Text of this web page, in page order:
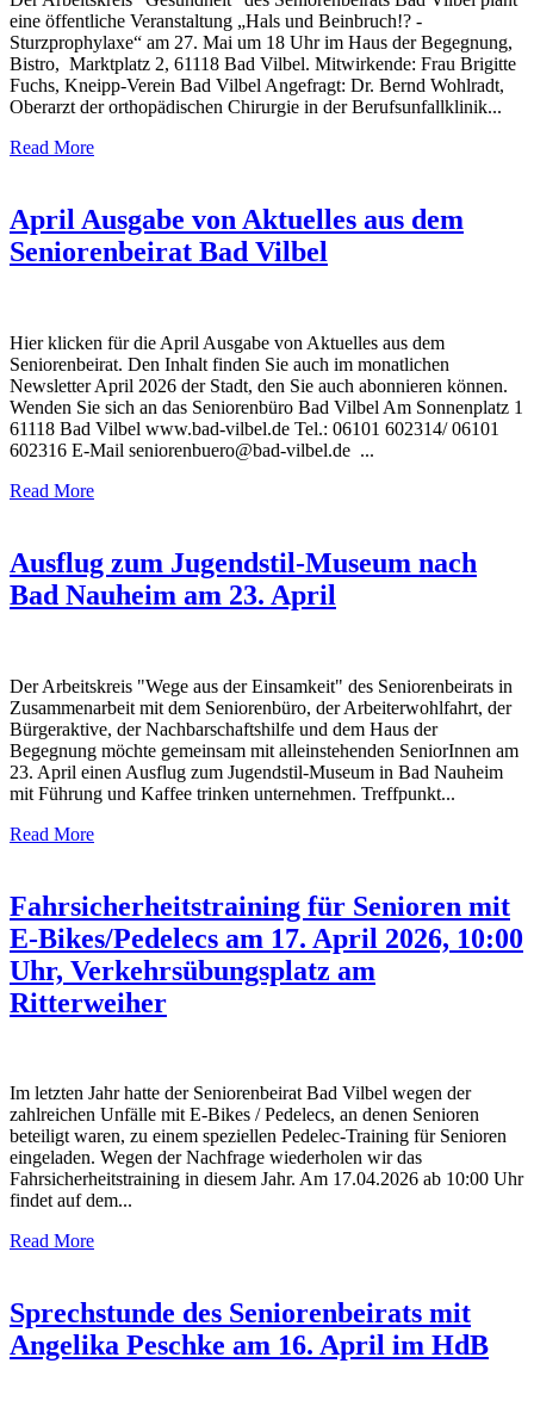
eine öffentliche Veranstaltung „Hals und Beinbruch!? -
Sturzprophylaxe“ am 27. Mai um 18 Uhr im Haus der Begegnung,
Bistro, Marktplatz 2, 61118 Bad Vilbel. Mitwirkende: Frau Brigitte
Fuchs, Kneipp-Verein Bad Vilbel Angefragt: Dr. Bernd Wohlradt,
Oberarzt der orthopädischen Chirurgie in der Berufsunfallklinik...
Read More
April Ausgabe von Aktuelles aus dem
Seniorenbeirat Bad Vilbel
Hier klicken für die April Ausgabe von Aktuelles aus dem
Seniorenbeirat. Den Inhalt finden Sie auch im monatlichen
Newsletter April 2026 der Stadt, den Sie auch abonnieren können.
Wenden Sie sich an das Seniorenbüro Bad Vilbel Am Sonnenplatz 1
61118 Bad Vilbel www.bad-vilbel.de Tel.: 06101 602314/ 06101
602316 E-Mail seniorenbuero@bad-vilbel.de ...
Read More
Ausflug zum Jugendstil-Museum nach
Bad Nauheim am 23. April
Der Arbeitskreis "Wege aus der Einsamkeit" des Seniorenbeirats in
Zusammenarbeit mit dem Seniorenbüro, der Arbeiterwohlfahrt, der
Bürgeraktive, der Nachbarschaftshilfe und dem Haus der
Begegnung möchte gemeinsam mit alleinstehenden SeniorInnen am
23. April einen Ausflug zum Jugendstil-Museum in Bad Nauheim
mit Führung und Kaffee trinken unternehmen. Treffpunkt...
Read More
Fahrsicherheitstraining für Senioren mit
E-Bikes/Pedelecs am 17. April 2026, 10:00
Uhr, Verkehrsübungsplatz am
Ritterweiher
Im letzten Jahr hatte der Seniorenbeirat Bad Vilbel wegen der
zahlreichen Unfälle mit E-Bikes / Pedelecs, an denen Senioren
beteiligt waren, zu einem speziellen Pedelec-Training für Senioren
eingeladen. Wegen der Nachfrage wiederholen wir das
Fahrsicherheitstraining in diesem Jahr. Am 17.04.2026 ab 10:00 Uhr
findet auf dem...
Read More
Sprechstunde des Seniorenbeirats mit
Angelika Peschke am 16. April im HdB